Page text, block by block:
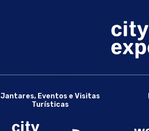
Jantares, Eventos e Visitas
Turísticas